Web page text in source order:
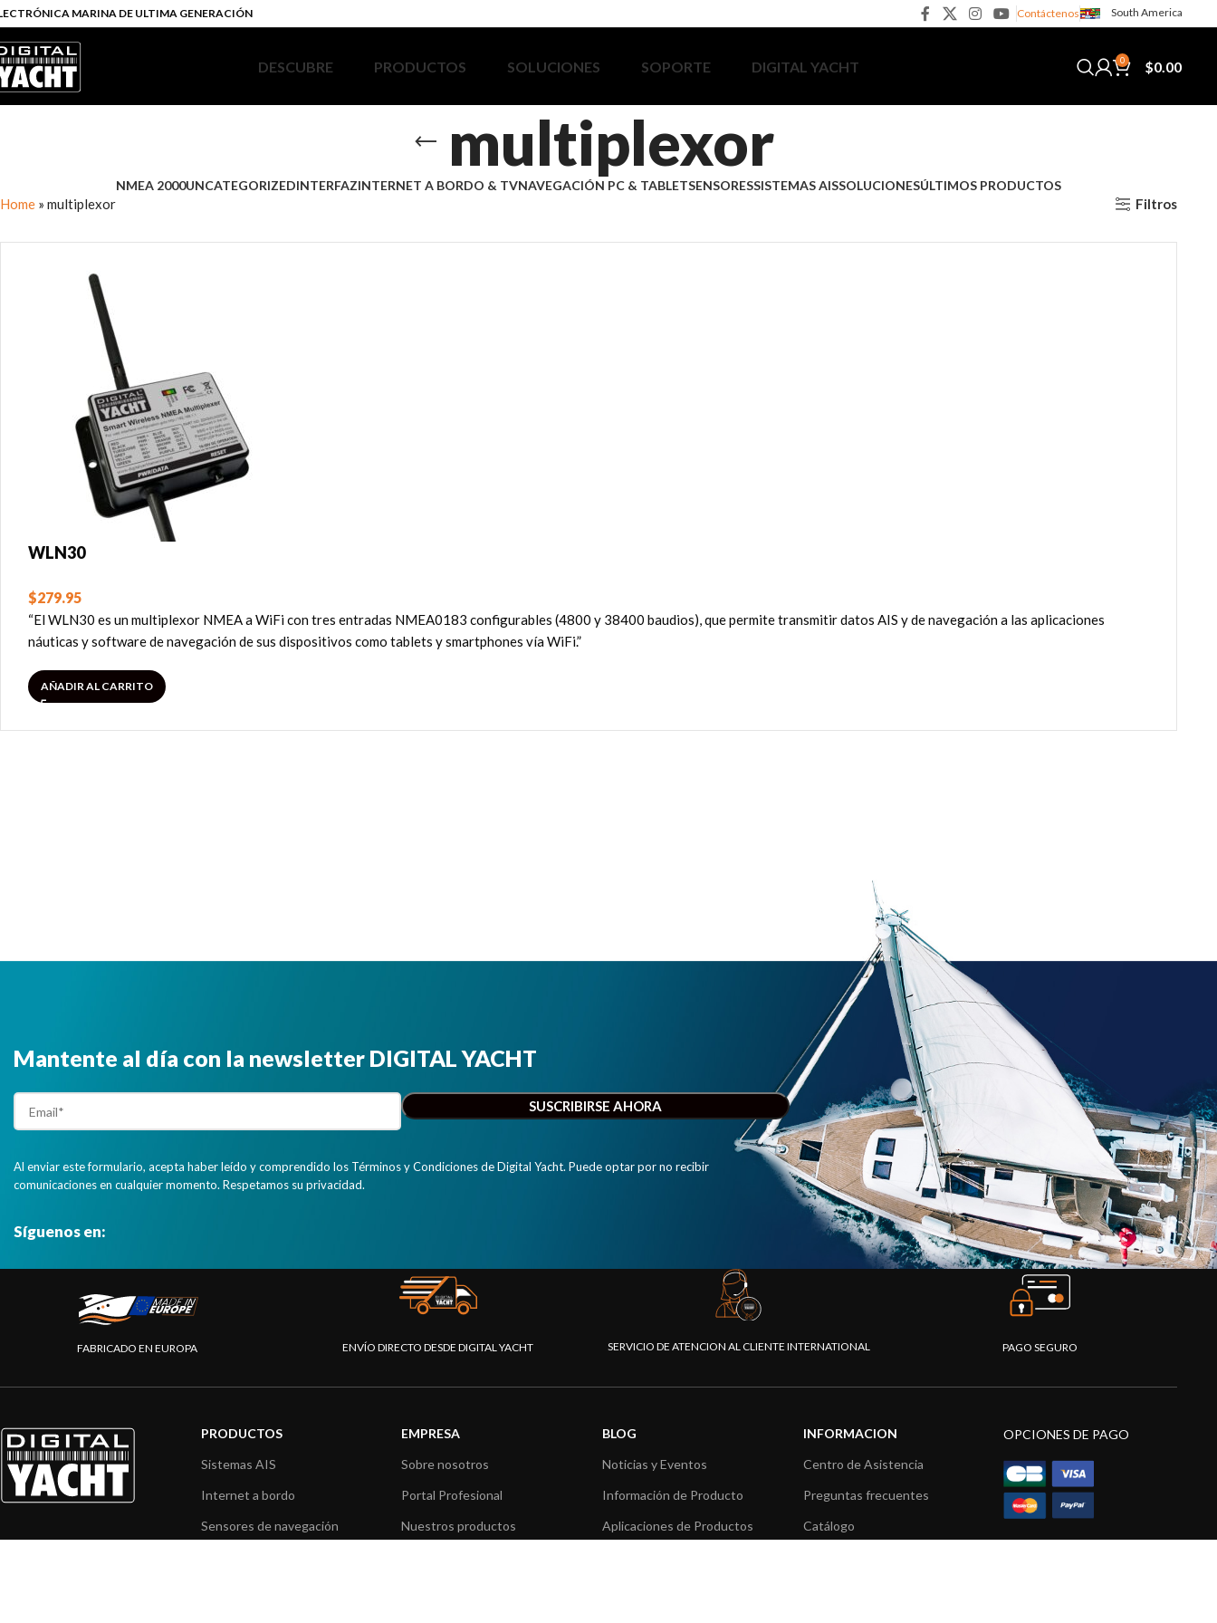
MARINA DE ULTIMA GENERACIÓN Contáctenos South America
DESCUBRE PRODUCTOS SOLUCIONES SOPORTE DIGITAL YACHT 0 $0.00
multiplexor
NMEA 2000UNCATEGORIZEDINTERFAZINTERNET A BORDO & TVNAVEGACIÓN PC & TABLETSENSORESSISTEMAS AISSOLUCIONESÚLTIMOS PRODUCTOS
Home » multiplexor Filtros
WLN30
$279.95
“El WLN30 es un multiplexor NMEA a WiFi con tres entradas NMEA0183 configurables (4800 y 38400 baudios), que permite transmitir datos AIS y de navegación a las aplicaciones
náuticas y software de navegación de sus dispositivos como tablets y smartphones vía WiFi.”
AÑADIR AL CARRITO
Mantente al día con la newsletter DIGITAL YACHT
Al enviar este formulario, acepta haber leído y comprendido los Términos y Condiciones de Digital Yacht. Puede optar por no recibir
comunicaciones en cualquier momento. Respetamos su privacidad.
Síguenos en:
FABRICADO EN EUROPA ENVÍO DIRECTO DESDE DIGITAL YACHT SERVICIO DE ATENCION AL CLIENTE INTERNATIONAL PAGO SEGURO
PRODUCTOS
Sistemas AIS
Internet a bordo
Sensores de navegación
EMPRESA
Sobre nosotros
Portal Profesional
Nuestros productos
BLOG
Noticias y Eventos
Información de Producto
Aplicaciones de Productos
INFORMACION
Centro de Asistencia
Preguntas frecuentes
Catálogo
OPCIONES DE PAGO